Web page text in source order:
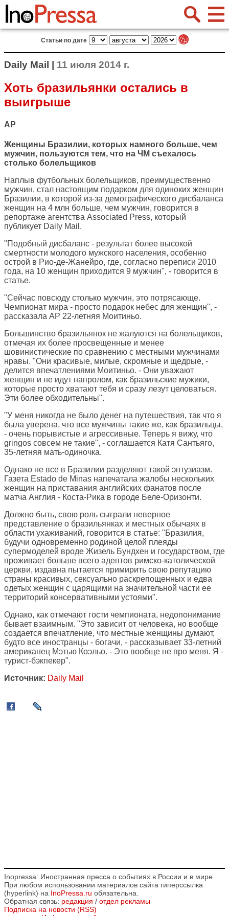
Статьи по дате
Daily Mail | 11 июля 2014 г.
Хоть бразильянки остались в
выигрыше
AP
Женщины Бразилии, которых намного больше, чем
мужчин, пользуются тем, что на ЧМ съехалось
столько болельщиков
Наплыв футбольных болельщиков, преимущественно
мужчин, стал настоящим подарком для одиноких женщин
Бразилии, в которой из-за демографического дисбаланса
женщин на 4 млн больше, чем мужчин, говорится в
репортаже агентства Associated Press, который
публикует Daily Mail .
"Подобный дисбаланс - результат более высокой
смертности молодого мужского населения, особенно
острой в Рио-де-Жанейро, где, согласно переписи 2010
года, на 10 женщин приходится 9 мужчин", - говорится в
статье.
"Сейчас повсюду столько мужчин, это потрясающе.
Чемпионат мира - просто подарок небес для женщин", -
рассказала AP 22-летняя Моитиньо.
Большинство бразильянок не жалуются на болельщиков,
отмечая их более просвещенные и менее
шовинистические по сравнению с местными мужчинами
нравы. "Они красивые, милые, скромные и щедрые, -
делится впечатлениями Моитиньо. - Они уважают
женщин и не идут напролом, как бразильские мужики,
которые просто хватают тебя и сразу лезут целоваться.
Эти более обходительны".
"У меня никогда не было денег на путешествия, так что я
была уверена, что все мужчины такие же, как бразильцы,
- очень порывистые и агрессивные. Теперь я вижу, что
gringos совсем не такие", - соглашается Катя Сантьяго,
35-летняя мать-одиночка.
Однако не все в Бразилии разделяют такой энтузиазм.
Газета Estado de Minas напечатала жалобы нескольких
женщин на приставания английских фанатов после
матча Англия - Коста-Рика в городе Белe-Оризонти.
Должно быть, свою роль сыграли неверное
представление о бразильянках и местных обычаях в
области ухаживаний, говорится в статье: "Бразилия,
будучи одновременно родиной целой плеяды
супермоделей вроде Жизель Бундхен и государством, где
проживает больше всего адептов римско-католической
церкви, издавна пытается примирить свою репутацию
страны красивых, сексуально раскрепощенных и едва
одетых женщин с царящими на значительной части ее
территорий консервативными устоями".
Однако, как отмечают гости чемпионата, недопонимание
бывает взаимным. "Это зависит от человека, но вообще
создается впечатление, что местные женщины думают,
будто все иностранцы - богачи, - рассказывает 33-летний
американец Мэтью Коэльо. - Это вообще не про меня. Я -
турист-бэкпекер".
Источник: Daily Mail
Inopressa: Иностранная пресса о событиях в России и в мире
При любом использовании материалов сайта гиперссылка
(hyperlink) на InoPressa.ru обязательна.
Обратная связь: редакция / отдел рекламы
Подписка на новости (RSS)